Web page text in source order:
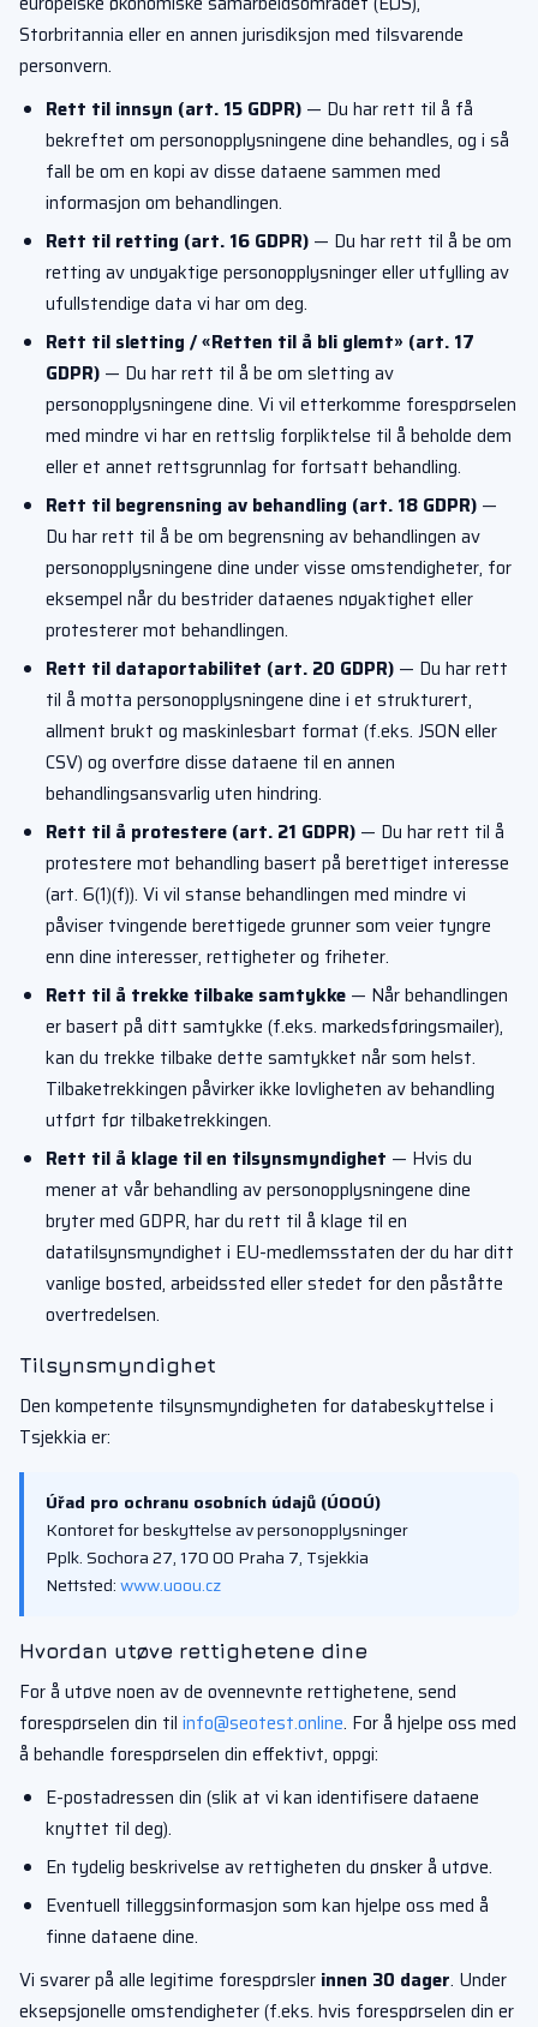
Storbritannia eller en annen jurisdiksjon med tilsvarende
personvern.
Rett til innsyn (art. 15 GDPR) — Du har rett til å få
bekreftet om personopplysningene dine behandles, og i så
fall be om en kopi av disse dataene sammen med
informasjon om behandlingen.
Rett til retting (art. 16 GDPR) — Du har rett til å be om
retting av unøyaktige personopplysninger eller utfylling av
ufullstendige data vi har om deg.
Rett til sletting / «Retten til å bli glemt» (art. 17
GDPR) — Du har rett til å be om sletting av
personopplysningene dine. Vi vil etterkomme forespørselen
med mindre vi har en rettslig forpliktelse til å beholde dem
eller et annet rettsgrunnlag for fortsatt behandling.
Rett til begrensning av behandling (art. 18 GDPR) —
Du har rett til å be om begrensning av behandlingen av
personopplysningene dine under visse omstendigheter, for
eksempel når du bestrider dataenes nøyaktighet eller
protesterer mot behandlingen.
Rett til dataportabilitet (art. 20 GDPR) — Du har rett
til å motta personopplysningene dine i et strukturert,
allment brukt og maskinlesbart format (f.eks. JSON eller
CSV) og overføre disse dataene til en annen
behandlingsansvarlig uten hindring.
Rett til å protestere (art. 21 GDPR) — Du har rett til å
protestere mot behandling basert på berettiget interesse
(art. 6(1)(f)). Vi vil stanse behandlingen med mindre vi
påviser tvingende berettigede grunner som veier tyngre
enn dine interesser, rettigheter og friheter.
Rett til å trekke tilbake samtykke — Når behandlingen
er basert på ditt samtykke (f.eks. markedsføringsmailer),
kan du trekke tilbake dette samtykket når som helst.
Tilbaketrekkingen påvirker ikke lovligheten av behandling
utført før tilbaketrekkingen.
Rett til å klage til en tilsynsmyndighet — Hvis du
mener at vår behandling av personopplysningene dine
bryter med GDPR, har du rett til å klage til en
datatilsynsmyndighet i EU-medlemsstaten der du har ditt
vanlige bosted, arbeidssted eller stedet for den påståtte
overtredelsen.
Tilsynsmyndighet
Den kompetente tilsynsmyndigheten for databeskyttelse i
Tsjekkia er:
Úřad pro ochranu osobních údajů (ÚOOÚ)
Kontoret for beskyttelse av personopplysninger
Pplk. Sochora 27, 170 00 Praha 7, Tsjekkia
Nettsted:www.uoou.cz
Hvordan utøve rettighetene dine
For å utøve noen av de ovennevnte rettighetene, send
forespørselen din til info@seotest.online. For å hjelpe oss med
å behandle forespørselen din effektivt, oppgi:
E-postadressen din (slik at vi kan identifisere dataene
knyttet til deg).
En tydelig beskrivelse av rettigheten du ønsker å utøve.
Eventuell tilleggsinformasjon som kan hjelpe oss med å
finne dataene dine.
Vi svarer på alle legitime forespørsler innen 30 dager. Under
eksepsjonelle omstendigheter (f.eks. hvis forespørselen din er